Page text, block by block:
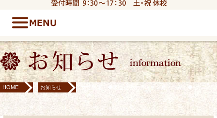
HOME お知らせ 女性限定！◆吸玉セミナー・１２月１ＤＡＹ◆